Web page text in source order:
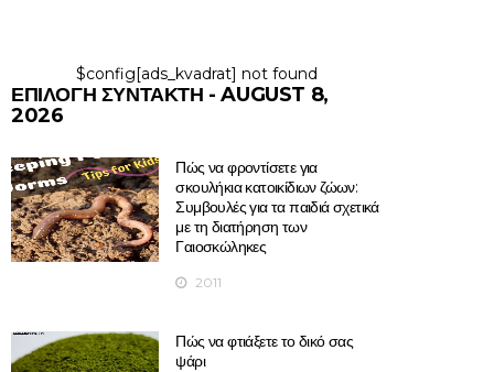
$config[ads_kvadrat] not found
ΕΠΙΛΟΓΉ ΣΥΝΤΆΚΤΗ - AUGUST 8,
2026
Πώς να φροντίσετε για
σκουλήκια κατοικίδιων ζώων:
Συμβουλές για τα παιδιά σχετικά
με τη διατήρηση των
Γαιοσκώληκες
2011
Πώς να φτιάξετε το δικό σας
ψάρι